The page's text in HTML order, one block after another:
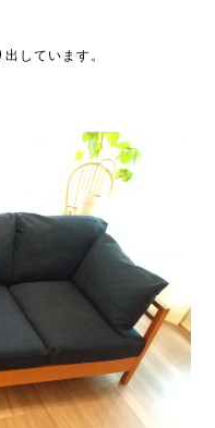
しています。